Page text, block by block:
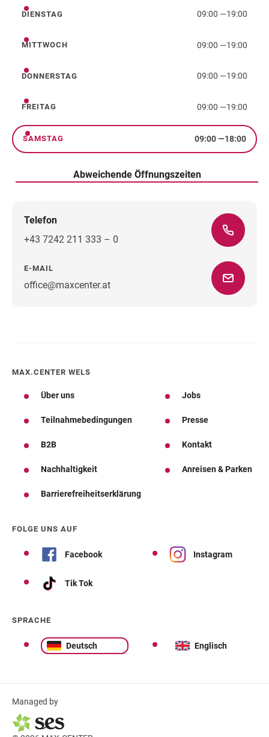
Dienstag
DIENSTAG 09:00 —19:00
Mittwoch
MITTWOCH 09:00 —19:00
Donnerstag
DONNERSTAG 09:00 —19:00
Freitag
FREITAG 09:00 —19:00
Samstag
SAMSTAG 09:00—18:00
Abweichende Öffnungszeiten
Telefon
+43 7242 211 333 – 0
E-MAIL
office@maxcenter.atWegbeschreibung
MAX.CENTER WELS
Über uns Jobs
Teilnahmebedingungen Presse
B2B Kontakt
Nachhaltigkeit Anreisen & Parken
Barrierefreiheitserklärung
FOLGE UNS AUF
Facebook Instagram
Tik Tok
SPRACHE
Deutsch Englisch
Managed by